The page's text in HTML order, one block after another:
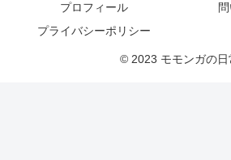
プロフィール
プライバシーポリシー
© 2023 モモンガの日